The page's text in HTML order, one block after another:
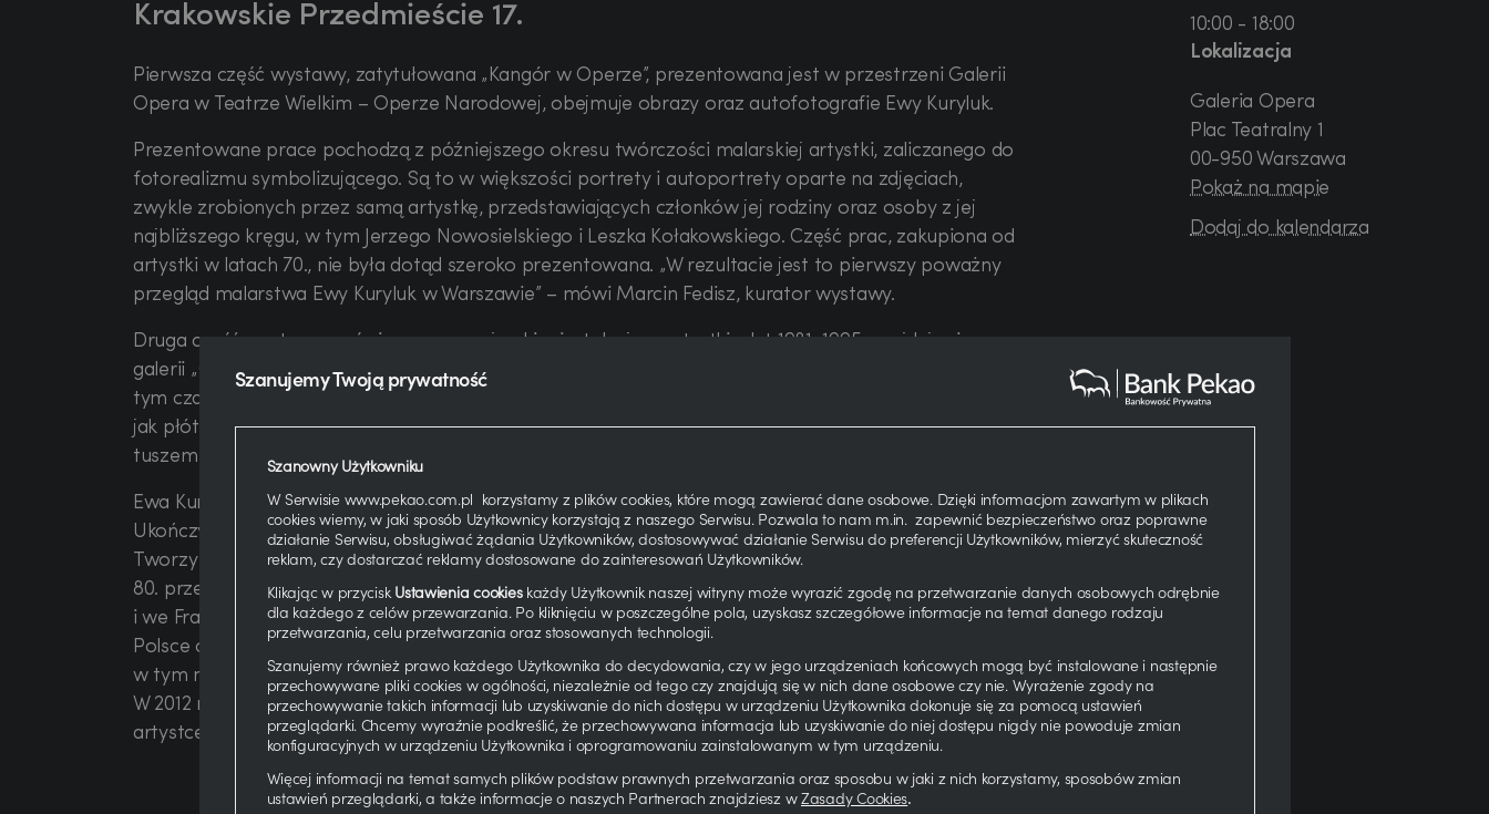
Krakowskie Przedmieście 17.
Pierwsza część wystawy, zatytułowana „Kangór w Operze”, prezentowana jest w przestrzeni Galerii
Opera w Teatrze Wielkim – Operze Narodowej, obejmuje obrazy oraz autofotografie Ewy Kuryluk.
Prezentowane prace pochodzą z późniejszego okresu twórczości malarskiej artystki, zaliczanego do
fotorealizmu symbolizującego. Są to w większości portrety i autoportrety oparte na zdjęciach,
zwykle zrobionych przez samą artystkę, przedstawiających członków jej rodziny oraz osoby z jej
najbliższego kręgu, w tym Jerzego Nowosielskiego i Leszka Kołakowskiego. Część prac, zakupiona od
artystki w latach 70., nie była dotąd szeroko prezentowana. „W rezultacie jest to pierwszy poważny
przegląd malarstwa Ewy Kuryluk w Warszawie” – mówi Marcin Fedisz, kurator wystawy.
Druga część wystawy, poświęcona nowojorskim instalacjom artystki z lat 1981–1995, znajduje się w
galerii „Okno na Kulturę”. Ta część wystawy obejmuje okres od początku pobytu artystki w USA. W
tym czasie Ewa Kuryluk zajęła się instalacją tekstylną, zastępując tradycyjne podłoża malarskie, takie
jak płótno czy płyta pilśniowa, fragmentami białej bawełny lub jedwabiu, a farby – flamastrem,
tuszem i akrylem.
Ewa Kuryluk jest artystką wizualną, autorką pionierskich instalacji, malarką, fotografką oraz pisarką.
Ukończyła Akademię Sztuk Pięknych w Warszawie i historię sztuki na Uniwersytecie Jagiellońskim.
Tworzy awangardowe prace na bawełnie i jedwabiu, a także zajmuje się fotografią i literaturą. Od lat
80. przebywała poza Polską, prowadząc działalność artystyczną i literacką w Stanach Zjednoczonych
i we Francji. Prace Ewy Kuryluk znajdują się w zbiorach instytucji muzealnych i kolekcji publicznych w
Polsce oraz za granicą. Jej twórczość była prezentowana na licznych wystawach w kraju i zagranicą,
w tym na Biennale w Wenecji.
W 2012 roku Ewa Kuryluk otrzymała Srebrny Medal Zasłużony dla Kultury „Gloria Artis”. Więcej o
artystce można przeczytać na stronieculture.pl
10:00 - 18:00
Lokalizacja
Galeria Opera
Plac Teatralny 1
00-950 Warszawa
Pokaż na mapie
Dodaj do kalendarza
Szanujemy Twoją prywatność
Szanowny Użytkowniku
W Serwisie www.pekao.com.pl korzystamy z plików cookies, które mogą zawierać dane osobowe. Dzięki informacjom zawartym w plikach
cookies wiemy, w jaki sposób Użytkownicy korzystają z naszego Serwisu. Pozwala to nam m.in. zapewnić bezpieczeństwo oraz poprawne
działanie Serwisu, obsługiwać żądania Użytkowników, dostosowywać działanie Serwisu do preferencji Użytkowników, mierzyć skuteczność
reklam, czy dostarczać reklamy dostosowane do zainteresowań Użytkowników.
Klikając w przycisk Ustawienia cookies każdy Użytkownik naszej witryny może wyrazić zgodę na przetwarzanie danych osobowych odrębnie
dla każdego z celów przewarzania. Po kliknięciu w poszczególne pola, uzyskasz szczegółowe informacje na temat danego rodzaju
przetwarzania, celu przetwarzania oraz stosowanych technologii.
Szanujemy również prawo każdego Użytkownika do decydowania, czy w jego urządzeniach końcowych mogą być instalowane i następnie
przechowywane pliki cookies w ogólności, niezależnie od tego czy znajdują się w nich dane osobowe czy nie. Wyrażenie zgody na
przechowywanie takich informacji lub uzyskiwanie do nich dostępu w urządzeniu Użytkownika dokonuje się za pomocą ustawień
przeglądarki. Chcemy wyraźnie podkreślić, że przechowywana informacja lub uzyskiwanie do niej dostępu nigdy nie powoduje zmian
konfiguracyjnych w urządzeniu Użytkownika i oprogramowaniu zainstalowanym w tym urządzeniu.
Więcej informacji na temat samych plików podstaw prawnych przetwarzania oraz sposobu w jaki z nich korzystamy, sposobów zmian
ustawień przeglądarki, a także informacje o naszych Partnerach znajdziesz w Zasady Cookies.